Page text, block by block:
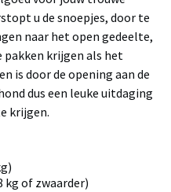
u de snoepjes, door te
naar het open gedeelte,
pakken krijgen als het
is door de opening aan de
dus een leuke uitdaging
krijgen.
kg of zwaarder)